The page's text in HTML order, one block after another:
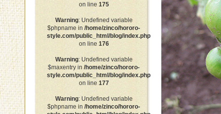
on line 175
Warning: Undefined variable
$phpname in /home/zinco/hororo-
style.com/public_html/blog/index.php
on line 176
Warning: Undefined variable
$maxentry in /home/zinco/hororo-
style.com/public_html/blog/index.php
on line 177
Warning: Undefined variable
$phpname in /home/zinco/hororo-